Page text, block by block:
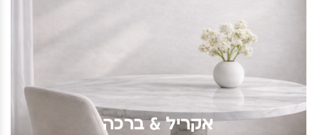
אקריל & ברכה